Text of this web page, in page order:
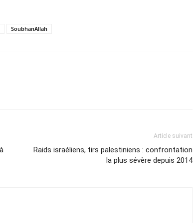
SoubhanAllah
Article suivant
Raids israéliens, tirs palestiniens : confrontation
la plus sévère depuis 2014